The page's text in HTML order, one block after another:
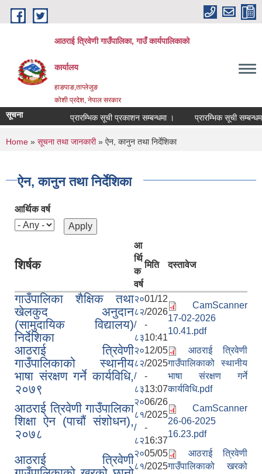
Skip to main content
आठराई त्रिवेणी गाउँपालिका, गाउँ कार्यपालिकाको
कार्यालय
हाङपाङ,ताप्लेजुङ
कोशी प्रदेश, नेपाल सरकार
सूचना प्रारम्भिक सूची प्रकाशन सम्बन्धमा । प्रारम्भिक सूची
You are here
Home » सूचना तथा जानकारी» ऐन, कानुन तथा निर्देशिका
ऐन, कानुन तथा निर्देशिका
आर्थिक वर्ष
शिर्षक
आ
र्थि
क
वर्ष
मिति दस्तावेज
गाउँपालिका शैक्षिक तथा
खेलकुद अनुदान
(सामुदायिक विद्यालय)
निर्देशिका
२०
८२
/
८३
01/12
/2026
-
10:41
CamScanner
17-02-2026
10.41.pdf
आठराई त्रिवेणी
गाउँपालिकाको स्थानीय
भाषा संरक्षण गर्ने कार्यविधि,
२०७९
२०
८२
/
८३
12/05
/2025
-
13:07
आठराई त्रिवेणी
गाउँपालिकाको स्थानीय
भाषा संरक्षण गर्ने
कार्यविधि.pdf
आठराई त्रिवेणी गाउँपालिका
शिक्षा ऐन (पाचौं संशोधन),
२०७८
२०
८१
/
८२
06/26
/2025
-
16:37
CamScanner
26-06-2025
16.23.pdf
आठराई त्रिवेणी२०
८१
05/05
/2025
आठराई त्रिवेणी
गाउँपालिकाको खरको